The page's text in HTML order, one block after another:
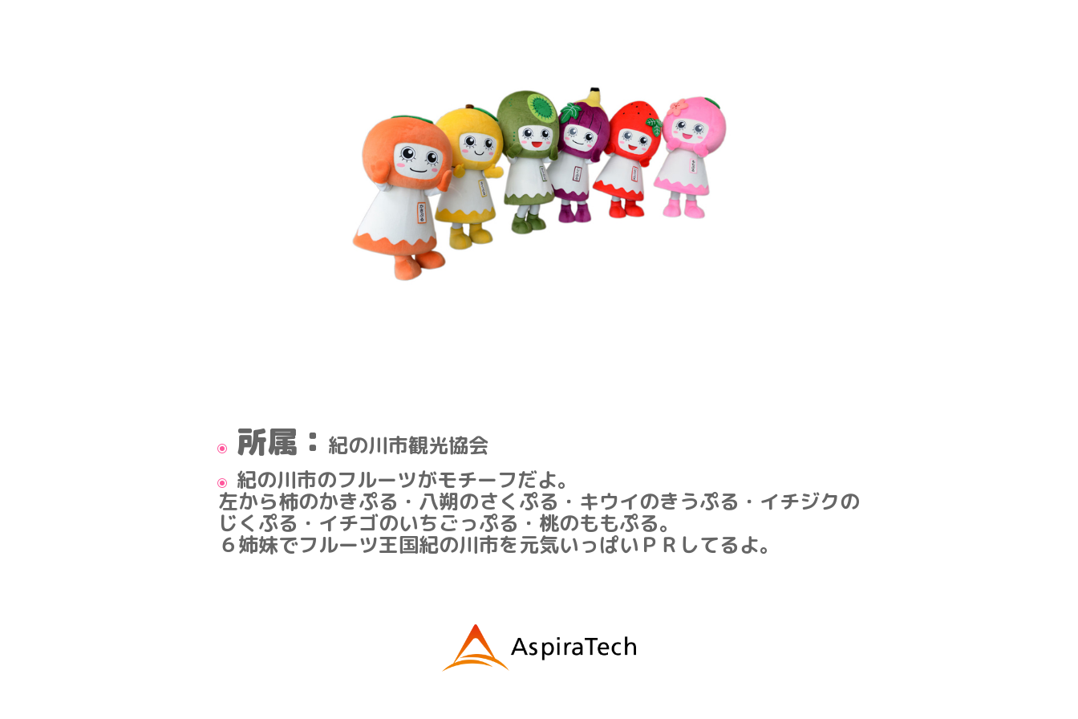
所属： 紀の川市観光協会
紀の川市のフルーツがモチーフだよ。
左から柿のかきぷる・八朔のさくぷる・キウイのきうぷる・イチジクの
じくぷる・イチゴのいちごっぷる・桃のももぷる。
６姉妹でフルーツ王国紀の川市を元気いっぱいＰＲしてるよ。